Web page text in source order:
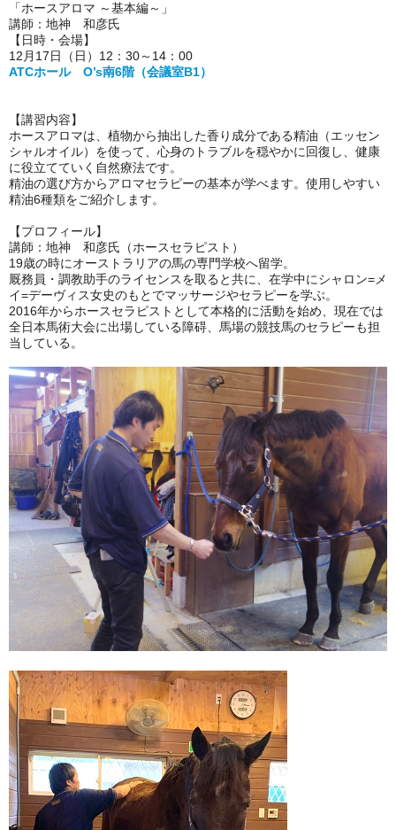
「ホースアロマ ～基本編～」
講師：地神 和彦氏
【日時・会場】
12月17日（日）12：30～14：00
ATCホール O’s南6階（会議室B1）
【講習内容】
ホースアロマは、植物から抽出した香り成分である精油（エッセン
シャルオイル）を使って、心身のトラブルを穏やかに回復し、健康
に役立てていく自然療法です。
精油の選び方からアロマセラピーの基本が学べます。 使用しやすい
精油6種類をご紹介します。
【プロフィール】
講師：地神 和彦氏（ホースセラピスト）
19歳の時にオーストラリアの馬の専門学校へ留学。
厩務員・調教助手のライセンスを取ると共に、在学中にシャロン=メ
イ=デーヴィス女史のもとでマッサージやセラピーを学ぶ。
2016年からホースセラピストとして本格的に活動を始め、現在では
全日本馬術大会に出場している障碍、馬場の競技馬のセラピーも担
当している。